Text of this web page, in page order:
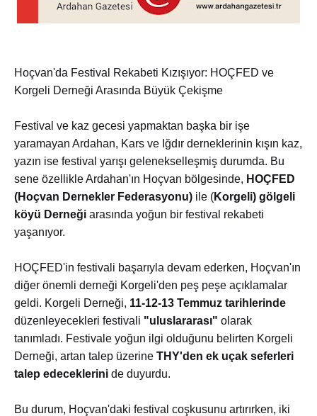
Hoçvan'da Festival Rekabeti Kızışıyor: HOÇFED ve
Korgeli Derneği Arasında Büyük Çekişme
Festival ve kaz gecesi yapmaktan başka bir işe
yaramayan Ardahan, Kars ve Iğdır derneklerinin kışın kaz,
yazın ise festival yarışı gelenekselleşmiş durumda. Bu
sene özellikle Ardahan'ın Hoçvan bölgesinde, HOÇFED
(Hoçvan Dernekler Federasyonu) ile (Korgeli) gölgeli
köyü Derneği arasında yoğun bir festival rekabeti
yaşanıyor.
HOÇFED'in festivali başarıyla devam ederken, Hoçvan'ın
diğer önemli derneği Korgeli'den peş peşe açıklamalar
geldi. Korgeli Derneği, 11-12-13 Temmuz tarihlerinde
düzenleyecekleri festivali "uluslararası" olarak
tanımladı. Festivale yoğun ilgi olduğunu belirten Korgeli
Derneği, artan talep üzerine THY'den ek uçak seferleri
talep edeceklerini de duyurdu.
Bu durum, Hoçvan'daki festival coşkusunu artırırken, iki